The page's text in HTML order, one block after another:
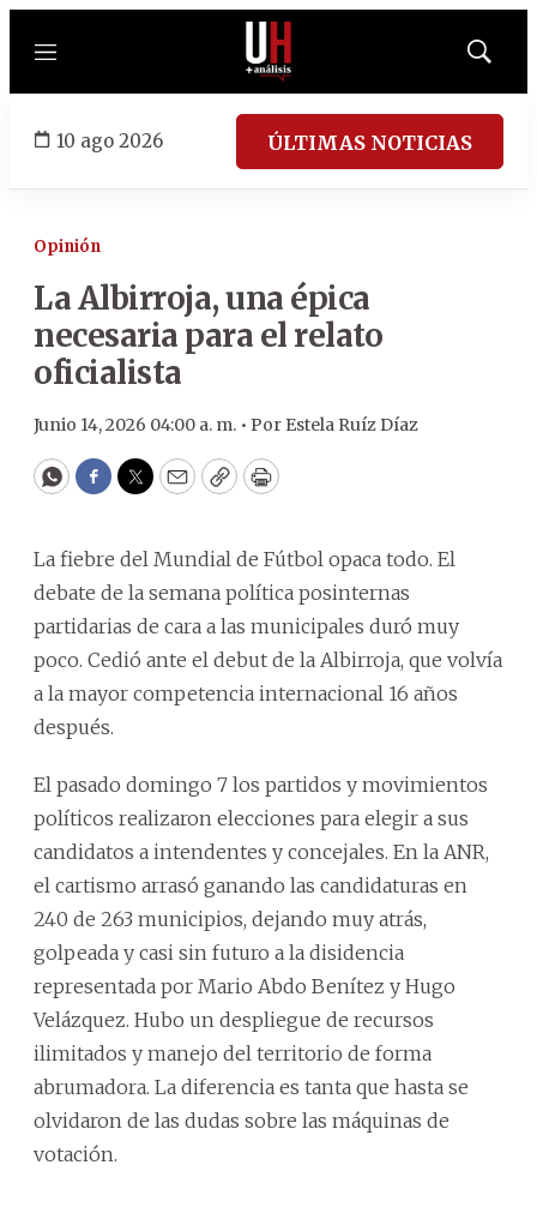
Menú
Mostrar
10 ago 2026 ÚLTIMAS NOTICIAS
Opinión
La Albirroja, una épica
necesaria para el relato
oficialista
Junio 14, 2026 04:00 a. m. • Por Estela Ruíz Díaz
WhatsApp
Facebook
Twitter
EmailCopyPrint
La fiebre del Mundial de Fútbol opaca todo. El
debate de la semana política posinternas
partidarias de cara a las municipales duró muy
poco. Cedió ante el debut de la Albirroja, que volvía
a la mayor competencia internacional 16 años
después.
El pasado domingo 7 los partidos y movimientos
políticos realizaron elecciones para elegir a sus
candidatos a intendentes y concejales. En la ANR,
el cartismo arrasó ganando las candidaturas en
240 de 263 municipios, dejando muy atrás,
golpeada y casi sin futuro a la disidencia
representada por Mario Abdo Benítez y Hugo
Velázquez. Hubo un despliegue de recursos
ilimitados y manejo del territorio de forma
abrumadora. La diferencia es tanta que hasta se
olvidaron de las dudas sobre las máquinas de
votación.